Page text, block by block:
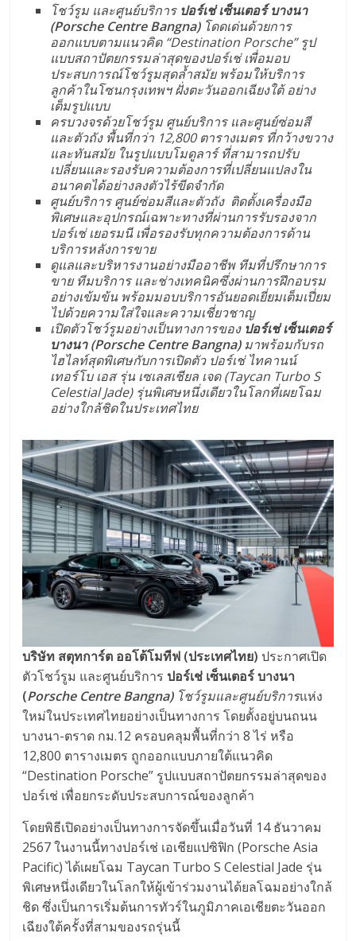
โชว์รูม และศูนย์บริการ ปอร์เช่ เซ็นเตอร์ บางนา
(Porsche Centre Bangna)โดดเด่นด้วยการ
ออกแบบตามแนวคิด “Destination Porsche” รูป
แบบสถาปัตยกรรมล่าสุดของปอร์เช่ เพื่อมอบ
ประสบการณ์โชว์รูมสุดล้ำสมัย พร้อมให้บริการ
ลูกค้าในโซนกรุงเทพฯ ฝั่งตะวันออกเฉียงใต้ อย่าง
เต็มรูปแบบ
ครบวงจรด้วยโชว์รูม ศูนย์บริการ และศูนย์ซ่อมสี
และตัวถัง พื้นที่กว่า 12,800 ตารางเมตร ที่กว้างขวาง
และทันสมัย ในรูปแบบโมดูลาร์ ที่สามารถปรับ
เปลี่ยนและรองรับความต้องการที่เปลี่ยนแปลงใน
อนาคตได้อย่างลงตัวไร้ขีดจำกัด
ศูนย์บริการ ศูนย์ซ่อมสีและตัวถังติดตั้งเครื่องมือ
พิเศษและอุปกรณ์เฉพาะทางที่ผ่านการรับรองจาก
ปอร์เช่ เยอรมนี เพื่อรองรับทุกความต้องการด้าน
บริการหลังการขาย
ดูแลและบริหารงานอย่างมืออาชีพ ทีมที่ปรึกษาการ
ขาย ทีมบริการ และช่างเทคนิคซึ่งผ่านการฝึกอบรม
อย่างเข้มข้น พร้อมมอบบริการอันยอดเยี่ยมเต็มเปี่ยม
ไปด้วยความใส่ใจและความเชี่ยวชาญ
เปิดตัวโชว์รูมอย่างเป็นทางการของ ปอร์เช่ เซ็นเตอร์
บางนา (Porsche Centre Bangna)มาพร้อมกับรถ
ไฮไลท์สุดพิเศษกับการเปิดตัว ปอร์เช่ ไทคานน์
เทอร์โบ เอส รุ่น เซเลสเชียล เจด (Taycan Turbo S
Celestial Jade) รุ่นพิเศษหนึ่งเดียวในโลกที่เผยโฉม
อย่างใกล้ชิดในประเทศไทย
บริษัท สตุทการ์ต ออโต้โมทีฟ (ประเทศไทย) ประกาศเปิด
ตัวโชว์รูม และศูนย์บริการ ปอร์เช่ เซ็นเตอร์ บางนา
(Porsche Centre Bangna)โชว์รูมและศูนย์บริการแห่ง
ใหม่ในประเทศไทยอย่างเป็นทางการ โดยตั้งอยู่บนถนน
บางนา-ตราด กม.12 ครอบคลุมพื้นที่กว่า 8 ไร่ หรือ
12,800 ตารางเมตร ถูกออกแบบภายใต้แนวคิด
“Destination Porsche” รูปแบบสถาปัตยกรรมล่าสุดของ
ปอร์เช่ เพื่อยกระดับประสบการณ์ของลูกค้า
โดยพิธีเปิดอย่างเป็นทางการจัดขึ้นเมื่อวันที่ 14 ธันวาคม
2567 ในงานนี้ทางปอร์เช่ เอเชียแปซิฟิก (Porsche Asia
Pacific) ได้เผยโฉม Taycan Turbo S Celestial Jade รุ่น
พิเศษหนึ่งเดียวในโลกให้ผู้เข้าร่วมงานได้ยลโฉมอย่างใกล้
ชิด ซึ่งเป็นการเริ่มต้นการทัวร์ในภูมิภาคเอเชียตะวันออก
เฉียงใต้ครั้งที่สามของรถรุ่นนี้